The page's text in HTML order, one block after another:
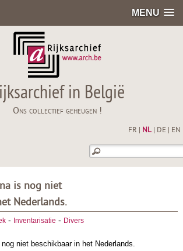
MENU
in België
Ons collectief geheugen !
FR NL| DE EN
is nog niet
Nederlands.
- Inventarisatie - Divers
niet beschikbaar in het Nederlands.